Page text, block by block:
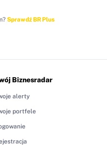
Sprawdź BR Plus
Biznesradar
alerty
portfele